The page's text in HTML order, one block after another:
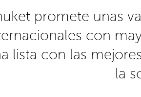
promete unas
con
lista con las
la